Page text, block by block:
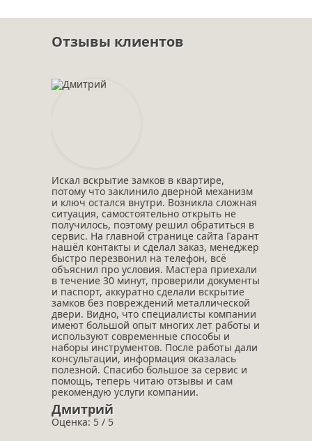
Отзывы клиентов
Искал вскрытие замков в квартире,
потому что заклинило дверной механизм
и ключ остался внутри. Возникла сложная
ситуация, самостоятельно открыть не
получилось, поэтому решил обратиться в
сервис. На главной странице сайта Гарант
нашёл контакты и сделал заказ, менеджер
быстро перезвонил на телефон, всё
объяснил про условия. Мастера приехали
в течение 30 минут, проверили документы
и паспорт, аккуратно сделали вскрытие
замков без повреждений металлической
двери. Видно, что специалисты компании
имеют большой опыт многих лет работы и
используют современные способы и
наборы инструментов. После работы дали
консультации, информация оказалась
полезной. Спасибо большое за сервис и
помощь, теперь читаю отзывы и сам
рекомендую услуги компании.
Дмитрий
Оценка: 5 / 5